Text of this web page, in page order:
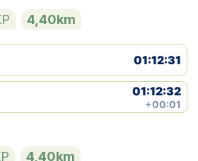
OTSI
4,40km
01:12:31
01:12:32
+00:01
4,40km